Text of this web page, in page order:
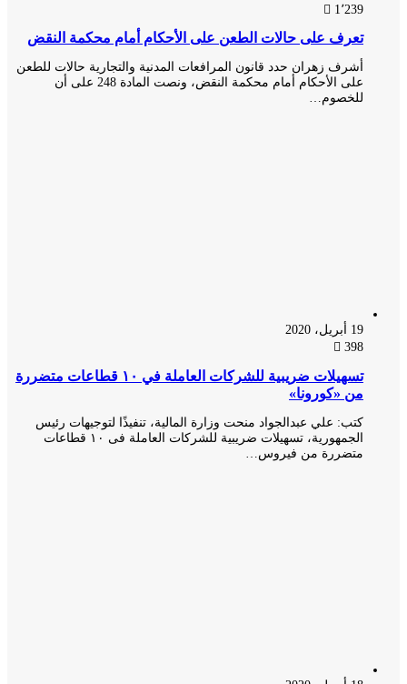
1٬239
تعرف على حالات الطعن على الأحكام أمام محكمة النقض
أشرف زهران حدد قانون المرافعات المدنية والتجارية حالات للطعن
على الأحكام أمام محكمة النقض، ونصت المادة 248 على أن
للخصوم…
تسهيلات ضريبية للشركات العاملة في ١٠ قطاعات متضررة
من «كورونا»
كتب: علي عبدالجواد منحت وزارة المالية، تنفيذًا لتوجيهات رئيس
الجمهورية، تسهيلات ضريبية للشركات العاملة فى ١٠ قطاعات
متضررة من فيروس…